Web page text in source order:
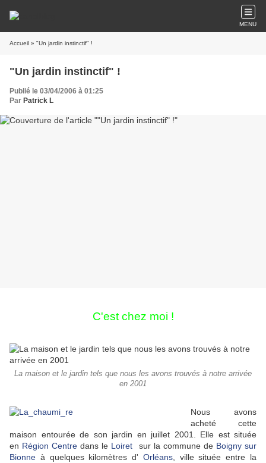
MENU
Accueil » "Un jardin instinctif" !
"Un jardin instinctif" !
Publié le 03/04/2006 à 01:25
Par Patrick L
C'est chez moi !
La maison et le jardin tels que nous les avons trouvés à notre arrivée
en 2001
Nous avons
acheté cette
maison entourée de son jardin en juillet 2001. Elle est située
en Région Centre dans le Loiret sur la commune de Boigny sur
Bionne à quelques kilomètres d' Orléans, ville située entre la